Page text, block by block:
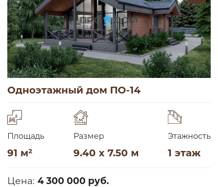
Одноэтажный дом ПО-14
Площадь
91 м²
Размер
9.40 x 7.50 м
Этажность
1 этаж
Цена: 4 300 000 руб.